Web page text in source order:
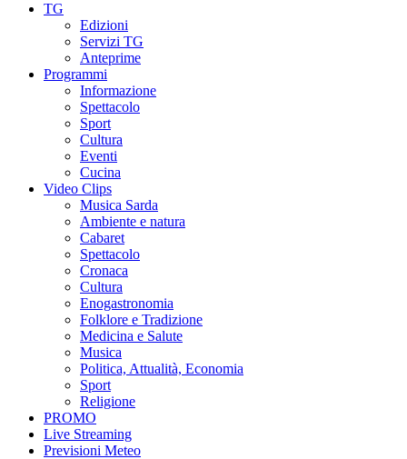
TG
Edizioni
Servizi TG
Anteprime
Programmi
Informazione
Spettacolo
Sport
Cultura
Eventi
Cucina
Video Clips
Musica Sarda
Ambiente e natura
Cabaret
Spettacolo
Cronaca
Cultura
Enogastronomia
Folklore e Tradizione
Medicina e Salute
Musica
Politica, Attualità, Economia
Sport
Religione
PROMO
Live Streaming
Previsioni Meteo